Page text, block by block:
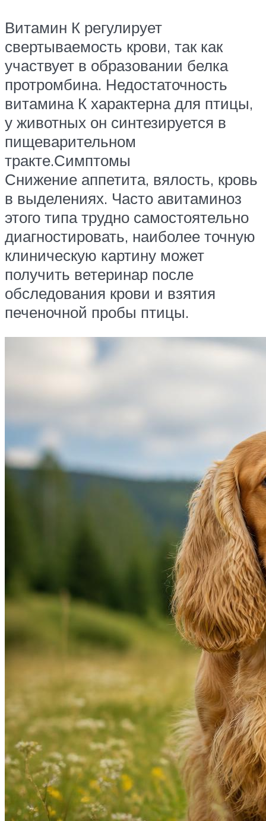
Витамин К регулирует
свертываемость крови, так как
участвует в образовании белка
протромбина. Недостаточность
витамина К характерна для птицы,
у животных он синтезируется в
пищеварительном
тракте.Симптомы
Снижение аппетита, вялость, кровь
в выделениях. Часто авитаминоз
этого типа трудно самостоятельно
диагностировать, наиболее точную
клиническую картину может
получить ветеринар после
обследования крови и взятия
печеночной пробы птицы.